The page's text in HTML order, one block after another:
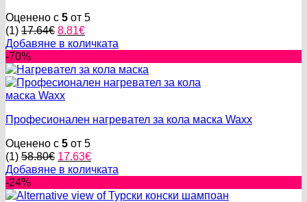
Оценено с 5 от 5
(1) 17.64€ Original
price
17.64€.
8.81€Текущата
цена
8.81€.
Добавяне в количката
-70%
Професионален нагревател за кола маска Waxx
Оценено с 5 от 5
(1) 58.80€ Original
price
58.80€.
17.63€Текущата
цена
17.63€.
Добавяне в количката
-24%